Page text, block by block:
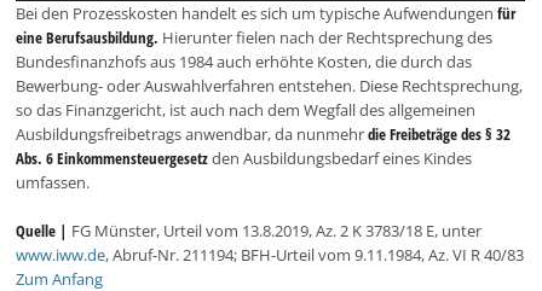
Bei den Prozesskosten handelt es sich um typische Aufwendungenfür
eine Berufsausbildung. Hierunter fielen nach der Rechtsprechung des
Bundesfinanzhofs aus 1984 auch erhöhte Kosten, die durch das
Bewerbung- oder Auswahlverfahren entstehen. Diese Rechtsprechung,
so das Finanzgericht, ist auch nach dem Wegfall des allgemeinen
Ausbildungsfreibetrags anwendbar, da nunmehrdie Freibeträge des § 32
Abs. 6 Einkommensteuergesetzden Ausbildungsbedarf eines Kindes
umfassen.
Quelle | FG Münster, Urteil vom 13.8.2019, Az. 2 K 3783/18 E, unter
www.iww.de, Abruf-Nr. 211194; BFH-Urteil vom 9.11.1984, Az. VI R 40/83
Zum Anfang